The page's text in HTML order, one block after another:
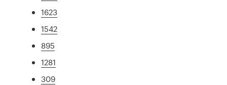
1623
1542
895
1281
309